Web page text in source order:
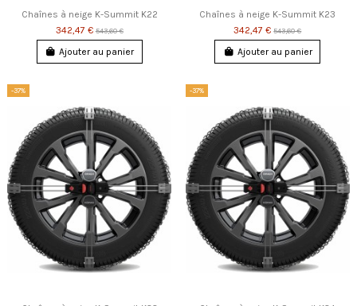
Chaînes à neige K-Summit K22
342,47 €543,60 €
Ajouter au panier
Chaînes à neige K-Summit K23
342,47 €543,60 €
Ajouter au panier
-37% -37%